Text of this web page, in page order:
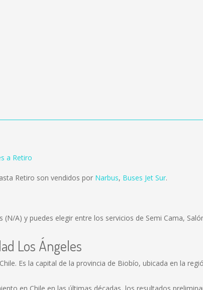
a Retiro
Retiro son vendidos por Narbus, Buses Jet Sur.
(N/A) y puedes elegir entre los servicios de Semi Cama,
Los Ángeles
Es la capital de la provincia de Biobío, ubicada en la